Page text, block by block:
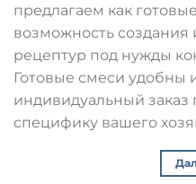
предлагаем как
возможность
рецептур под нужды
Готовые смеси удобны
индивидуальный заказ
специфику вашего